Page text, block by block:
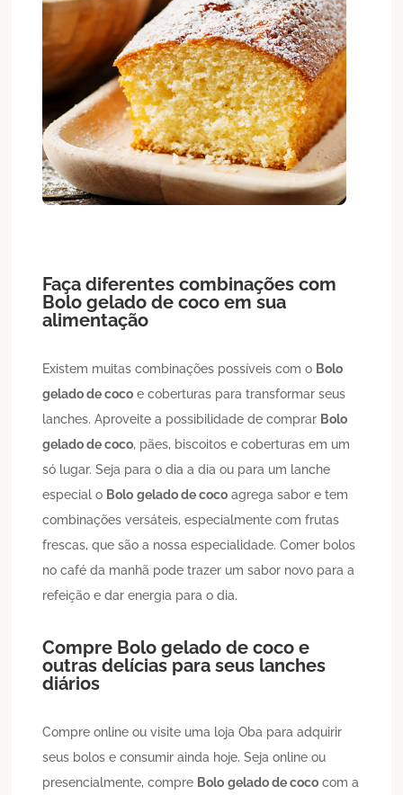
Faça diferentes combinações com
Bolo gelado de coco em sua
alimentação
Existem muitas combinações possíveis com o Bolo
gelado de coco e coberturas para transformar seus
lanches. Aproveite a possibilidade de comprar Bolo
gelado de coco, pães, biscoitos e coberturas em um
só lugar. Seja para o dia a dia ou para um lanche
especial o Bolo gelado de coco agrega sabor e tem
combinações versáteis, especialmente com frutas
frescas, que são a nossa especialidade. Comer bolos
no café da manhã pode trazer um sabor novo para a
refeição e dar energia para o dia.
Compre Bolo gelado de coco e
outras delícias para seus lanches
diários
Compre online ou visite uma loja Oba para adquirir
seus bolos e consumir ainda hoje. Seja online ou
presencialmente, compre Bolo gelado de coco com a